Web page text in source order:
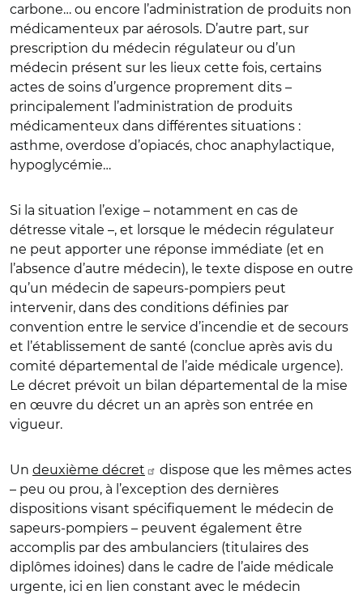
carbone… ou encore l’administration de produits non
médicamenteux par aérosols. D’autre part, sur
prescription du médecin régulateur ou d’un
médecin présent sur les lieux cette fois, certains
actes de soins d’urgence proprement dits –
principalement l’administration de produits
médicamenteux dans différentes situations :
asthme, overdose d’opiacés, choc anaphylactique,
hypoglycémie…
Si la situation l’exige – notamment en cas de
détresse vitale –, et lorsque le médecin régulateur
ne peut apporter une réponse immédiate (et en
l’absence d’autre médecin), le texte dispose en outre
qu’un médecin de sapeurs-pompiers peut
intervenir, dans des conditions définies par
convention entre le service d’incendie et de secours
et l’établissement de santé (conclue après avis du
comité départemental de l’aide médicale urgence).
Le décret prévoit un bilan départemental de la mise
en œuvre du décret un an après son entrée en
vigueur.
Un deuxième décret
dispose que les mêmes actes
– peu ou prou, à l’exception des dernières
dispositions visant spécifiquement le médecin de
sapeurs-pompiers – peuvent également être
accomplis par des ambulanciers (titulaires des
diplômes idoines) dans le cadre de l’aide médicale
urgente, ici en lien constant avec le médecin